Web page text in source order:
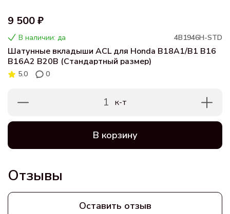
9 500 ₽
В наличии: да 4B1946H-STD
Шатунные вкладыши ACL для Honda B18A1/B1 B16
B16A2 B20B (Стандартный размер)
5.0 0
1 к-т
В корзину
Отзывы
Оставить отзыв